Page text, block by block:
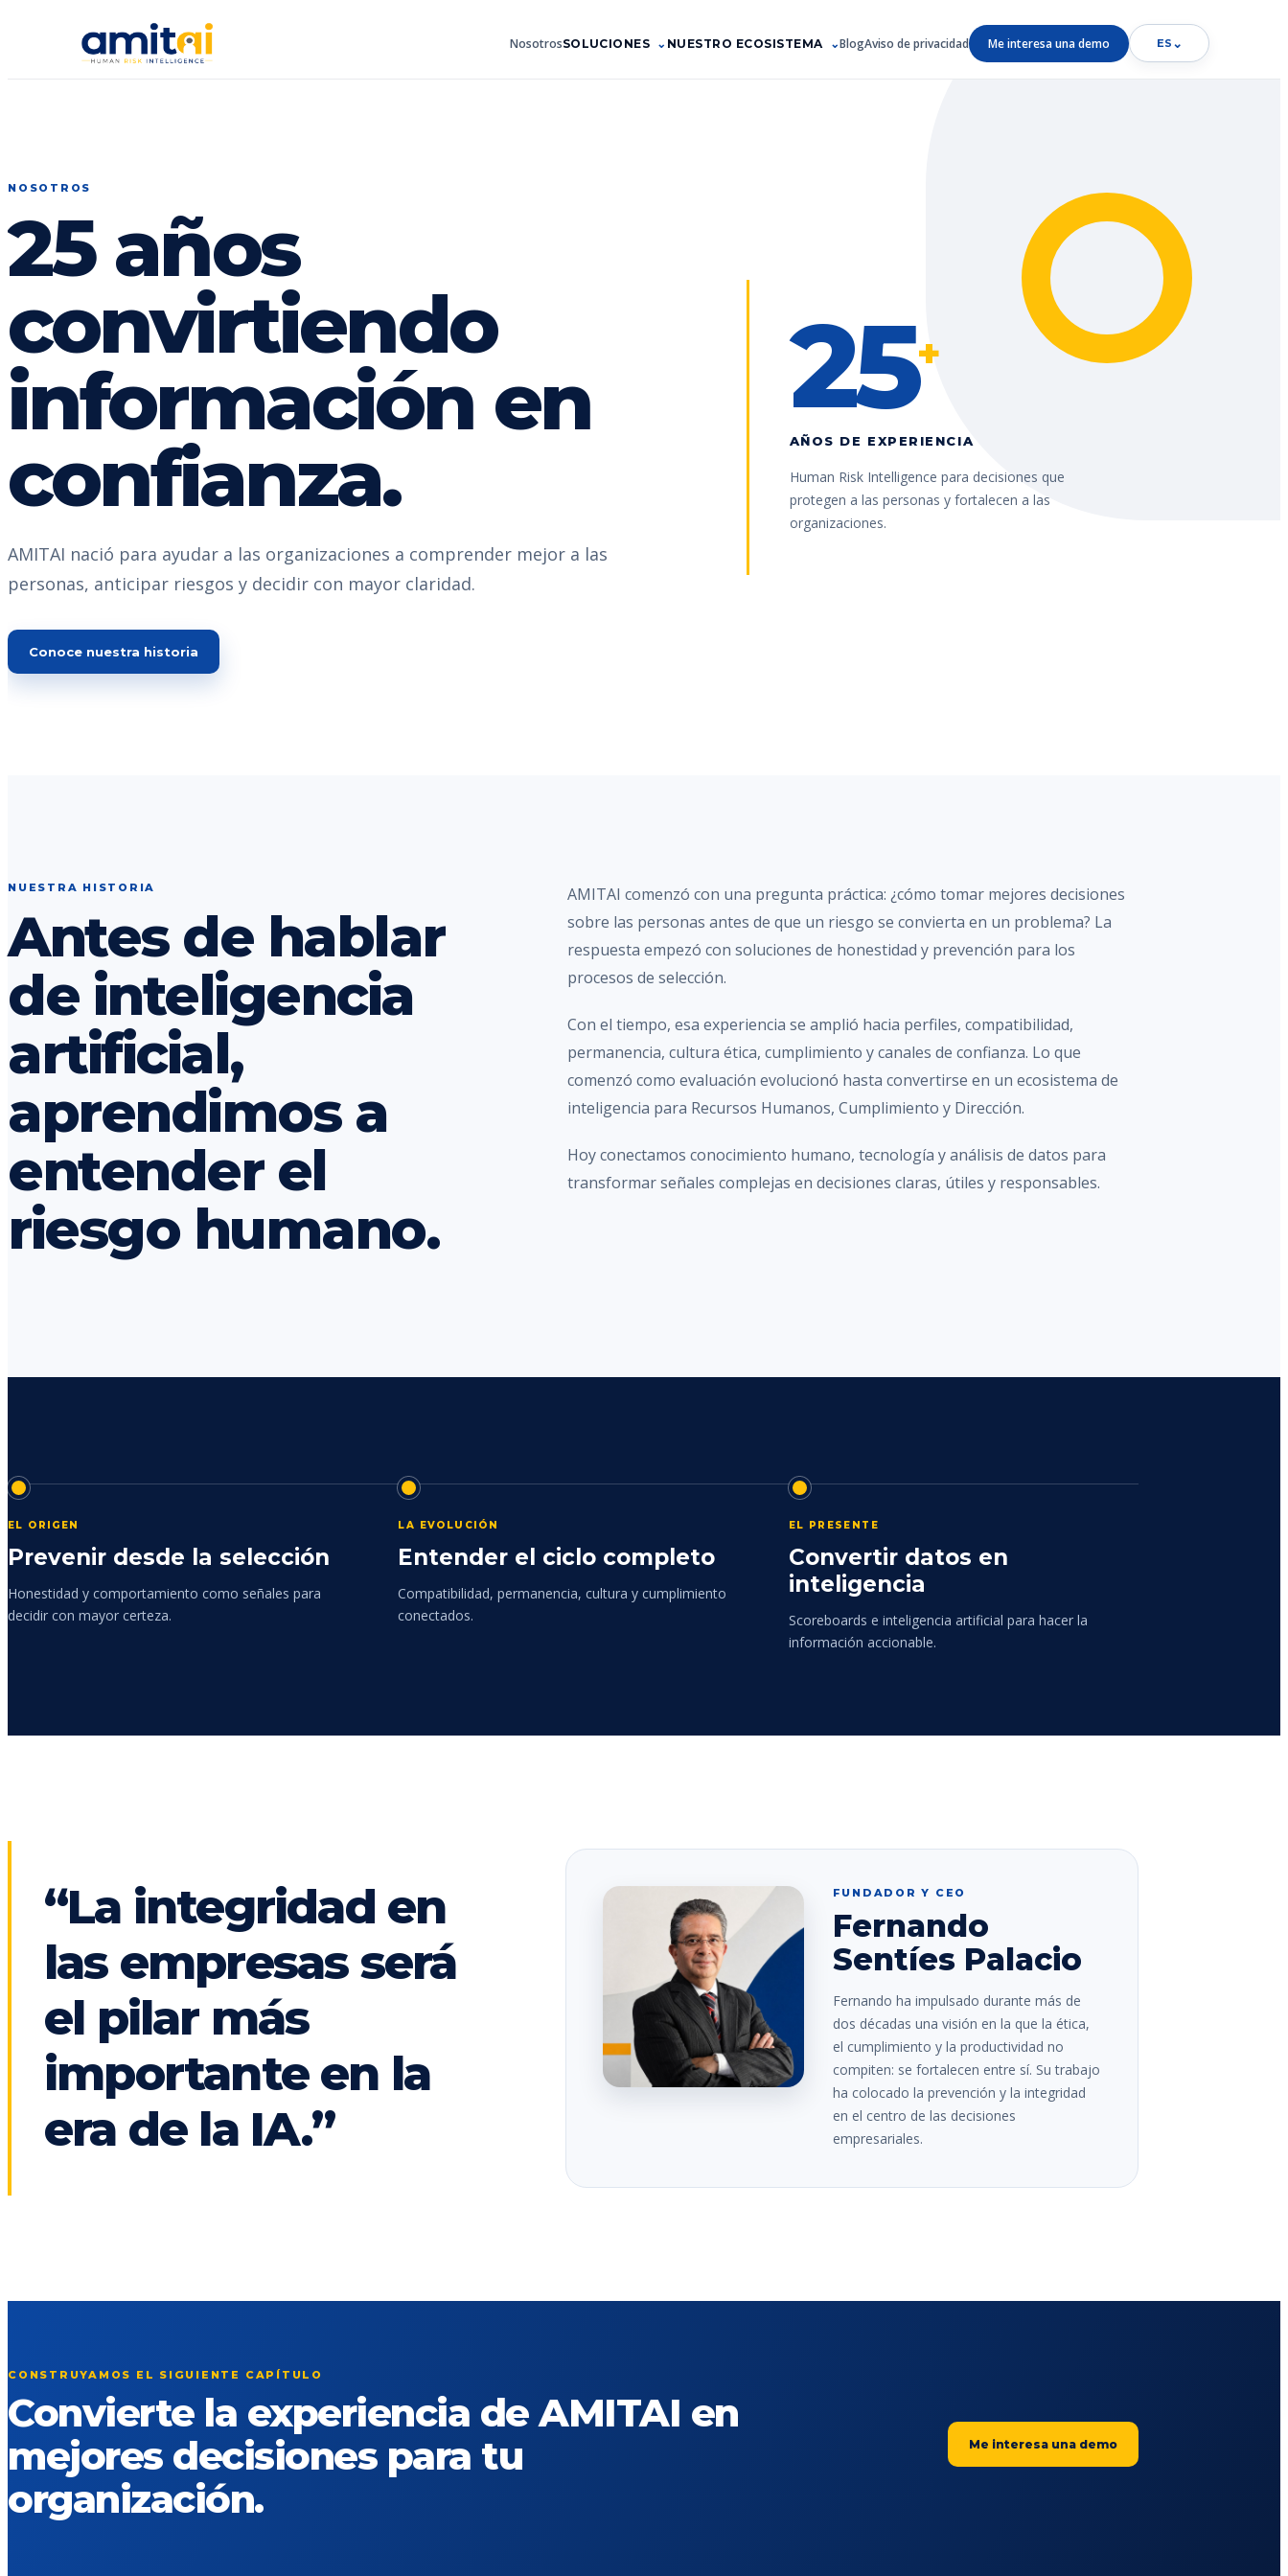
NosotrosSOLUCIONES NUESTRO ECOSISTEMA BlogAviso de privacidad Me interesa una demo ES ⌄
NOSOTROS
25 años
convirtiendo
información en
confianza.
AMITAI nació para ayudar a las organizaciones a comprender mejor a las
personas, anticipar riesgos y decidir con mayor claridad.
Conoce nuestra historia
25+
AÑOS DE EXPERIENCIA
Human Risk Intelligence para decisiones que
protegen a las personas y fortalecen a las
organizaciones.
NUESTRA HISTORIA
Antes de hablar
de inteligencia
artificial,
aprendimos a
entender el
riesgo humano.
AMITAI comenzó con una pregunta práctica: ¿cómo tomar mejores decisiones
sobre las personas antes de que un riesgo se convierta en un problema? La
respuesta empezó con soluciones de honestidad y prevención para los
procesos de selección.
Con el tiempo, esa experiencia se amplió hacia perfiles, compatibilidad,
permanencia, cultura ética, cumplimiento y canales de confianza. Lo que
comenzó como evaluación evolucionó hasta convertirse en un ecosistema de
inteligencia para Recursos Humanos, Cumplimiento y Dirección.
Hoy conectamos conocimiento humano, tecnología y análisis de datos para
transformar señales complejas en decisiones claras, útiles y responsables.
EL ORIGEN
Prevenir desde la selección
Honestidad y comportamiento como señales para
decidir con mayor certeza.
LA EVOLUCIÓN
Entender el ciclo completo
Compatibilidad, permanencia, cultura y cumplimiento
conectados.
EL PRESENTE
Convertir datos en
inteligencia
Scoreboards e inteligencia artificial para hacer la
información accionable.
“La integridad en
las empresas será
el pilar más
importante en la
era de la IA.”
FUNDADOR Y CEO
Fernando
Sentíes Palacio
Fernando ha impulsado durante más de
dos décadas una visión en la que la ética,
el cumplimiento y la productividad no
compiten: se fortalecen entre sí. Su trabajo
ha colocado la prevención y la integridad
en el centro de las decisiones
empresariales.
CONSTRUYAMOS EL SIGUIENTE CAPÍTULO
Convierte la experiencia de AMITAI en
mejores decisiones para tu
organización.
Me interesa una demo